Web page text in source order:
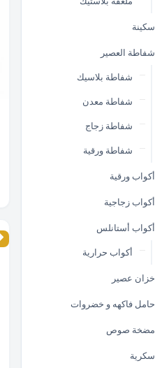
سكينة
شفاطة العصير
شفاطة بلاسيك
شفاطة معدن
شفاطة زجاج
شفاطة ورقية
أكواب ورقية
أكواب زجاجية
أكواب أستانلس
أكواب حرارية
خزان عصير
حامل فاكهه و خضروات
مضخة صوص
سكرية